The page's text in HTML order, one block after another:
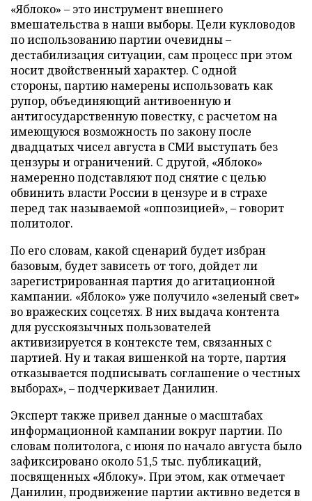
«Яблоко» – это инструмент внешнего
вмешательства в наши выборы. Цели кукловодов
по использованию партии очевидны –
дестабилизация ситуации, сам процесс при этом
носит двойственный характер. С одной
стороны, партию намерены использовать как
рупор, объединяющий антивоенную и
антигосударственную повестку, с расчетом на
имеющуюся возможность по закону после
двадцатых чисел августа в СМИ выступать без
цензуры и ограничений. С другой, «Яблоко»
намеренно подставляют под снятие с целью
обвинить власти России в цензуре и в страхе
перед так называемой «оппозицией», – говорит
политолог.
По его словам, какой сценарий будет избран
базовым, будет зависеть от того, дойдет ли
зарегистрированная партия до агитационной
кампании. «Яблоко» уже получило «зеленый свет»
во вражеских соцсетях. В них выдача контента
для русскоязычных пользователей
активизируется в контексте тем, связанных с
партией. Ну и такая вишенкой на торте, партия
отказывается подписывать соглашение о честных
выборах», – подчеркивает Данилин.
Эксперт также привел данные о масштабах
информационной кампании вокруг партии. По
словам политолога, с июня по начало августа было
зафиксировано около 51,5 тыс. публикаций,
посвященных «Яблоку». При этом, как отмечает
Данилин, продвижение партии активно ведется в